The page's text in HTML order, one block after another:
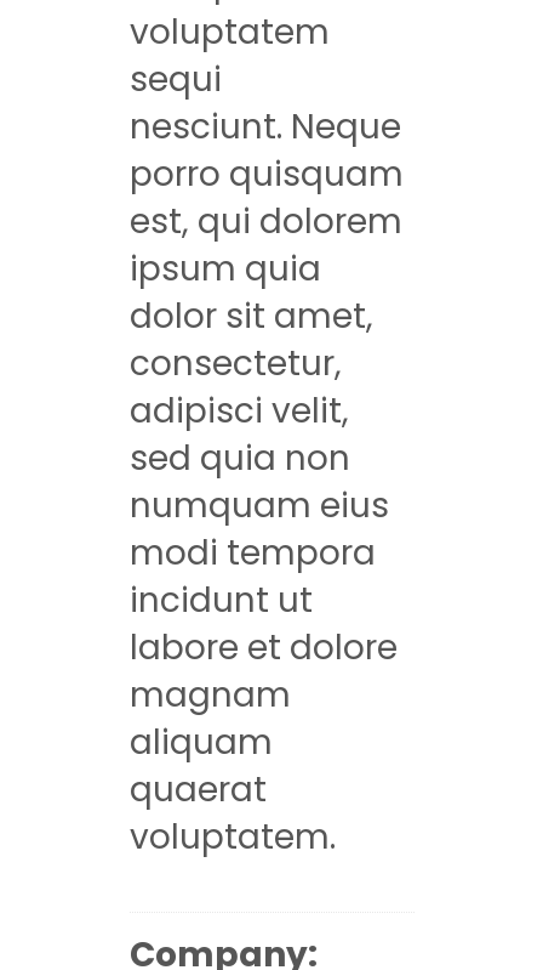
voluptatem
sequi
nesciunt. Neque
porro quisquam
est, qui dolorem
ipsum quia
dolor sit amet,
consectetur,
adipisci velit,
sed quia non
numquam eius
modi tempora
incidunt ut
labore et dolore
magnam
aliquam
quaerat
voluptatem.
Company: